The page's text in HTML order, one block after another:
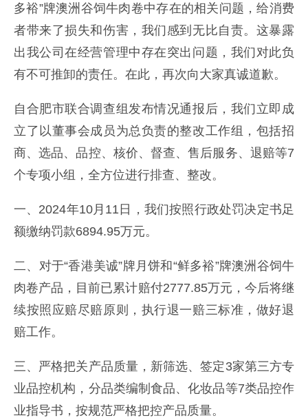
多裕”牌澳洲谷饲牛肉卷中存在的相关问题，给消费
者带来了损失和伤害，我们感到无比自责。这暴露
出我公司在经营管理中存在突出问题，我们对此负
有不可推卸的责任。在此，再次向大家真诚道歉。
自合肥市联合调查组发布情况通报后，我们立即成
立了以董事会成员为总负责的整改工作组，包括招
商、选品、品控、核价、督查、售后服务、退赔等7
个专项小组，全方位进行排查、整改。
一、2024年10月11日，我们按照行政处罚决定书足
额缴纳罚款6894.95万元。
二、对于“香港美诚”牌月饼和“鲜多裕”牌澳洲谷饲牛
肉卷产品，目前已累计赔付2777.85万元，今后将继
续按照应赔尽赔原则，执行退一赔三标准，做好退
赔工作。
三、严格把关产品质量，新筛选、签定3家第三方专
业品控机构，分品类编制食品、化妆品等7类品控作
业指导书，按规范严格把控产品质量。